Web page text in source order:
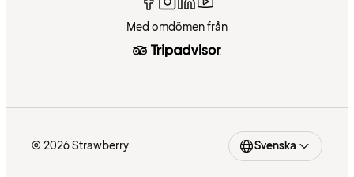
Med omdömen från
© 2026 Strawberry Svenska